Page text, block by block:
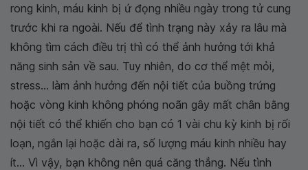
rong kinh, máu kinh bị ứ đọng nhiều ngày trong tử cung
trước khi ra ngoài. Nếu để tình trạng này xảy ra lâu mà
không tìm cách điều trị thì có thể ảnh hưởng tới khả
năng sinh sản về sau. Tuy nhiên, do cơ thể mệt mỏi,
stress... làm ảnh hưởng đến nội tiết của buồng trứng
hoặc vòng kinh không phóng noãn gây mất chân bằng
nội tiết có thể khiến cho bạn có 1 vài chu kỳ kinh bị rối
loạn, ngắn lại hoặc dài ra, số lượng máu kinh nhiều hay
ít... Vì vậy, bạn không nên quá căng thẳng. Nếu tình